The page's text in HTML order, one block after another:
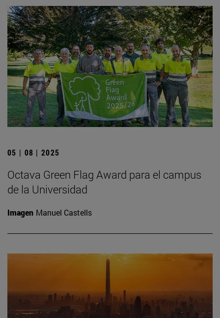
05 | 08 | 2025
Octava Green Flag Award para el campus
de la Universidad
Imagen Manuel Castells